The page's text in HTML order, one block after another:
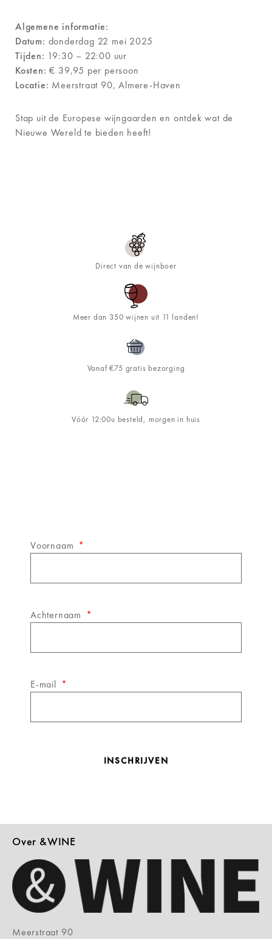
Algemene informatie:
Datum: donderdag 22 mei 2025
Tijden: 19:30 – 22:00 uur
Kosten: € 39,95 per persoon
Locatie: Meerstraat 90, Almere-Haven
Stap uit de Europese wijngaarden en ontdek wat de
Nieuwe Wereld te bieden heeft!
Direct van de wijnboer
Meer dan 350 wijnen uit 11 landen!
Vanaf €75 gratis bezorging
Vóór 12:00u besteld, morgen in huis
Voornaam
Achternaam
E-mail
INSCHRIJVEN
Over &WINE
Meerstraat 90